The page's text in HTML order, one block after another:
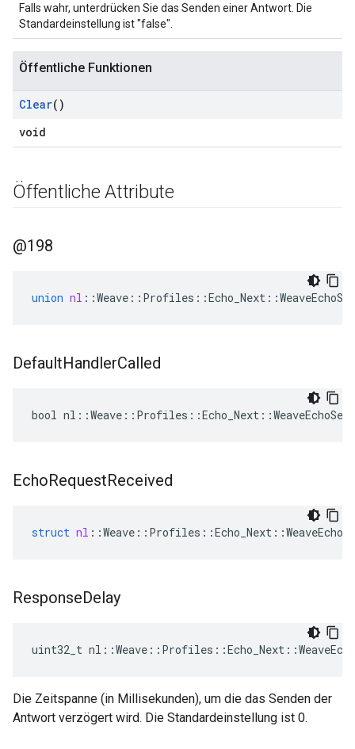
Falls wahr, unterdrücken Sie das Senden einer Antwort. Die
Standardeinstellung ist "false".
Öffentliche Funktionen
Clear()
void
Öffentliche Attribute
@198
union nl ::Weave :: Profiles ::Echo_Next ::
DefaultHandlerCalled
bool
EchoRequestReceived
struct nl ::Weave :: Profiles ::Echo_Next ::
ResponseDelay
uint32_t
Die Zeitspanne (in Millisekunden), um die das Senden der
Antwort verzögert wird. Die Standardeinstellung ist 0.